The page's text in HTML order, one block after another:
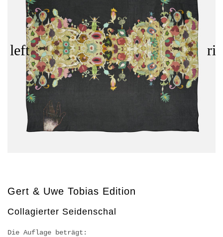
left
Gert & Uwe Tobias Edition
Collagierter Seidenschal
Die Auflage beträgt: